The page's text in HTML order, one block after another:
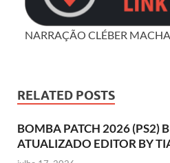
NARRAÇÃO CLÉBER
RELATED POSTS
BOMBA PATCH 2026 (PS2)
ATUALIZADO EDITOR BY